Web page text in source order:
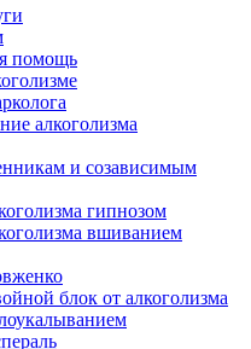
помощь
алкоголизма
и созависимым
гипнозом
вшиванием
блок от алкоголизма